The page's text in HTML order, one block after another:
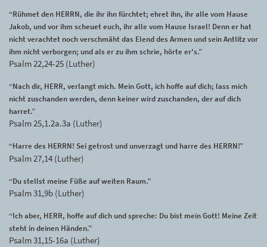
“Rühmet den HERRN, die ihr ihn fürchtet; ehret ihn, ihr alle vom Hause
Jakob, und vor ihm scheuet euch, ihr alle vom Hause Israel! Denn er hat
nicht verachtet noch verschmäht das Elend des Armen und sein Antlitz vor
ihm nicht verborgen; und als er zu ihm schrie, hörte er's.”
Psalm 22,24-25 (Luther)
“Nach dir, HERR, verlangt mich. Mein Gott, ich hoffe auf dich; lass mich
nicht zuschanden werden, denn keiner wird zuschanden, der auf dich
harret.”
Psalm 25,1.2a.3a (Luther)
“Harre des HERRN! Sei getrost und unverzagt und harre des HERRN!”
Psalm 27,14 (Luther)
“Du stellst meine Füße auf weiten Raum.”
Psalm 31,9b (Luther)
“Ich aber, HERR, hoffe auf dich und spreche: Du bist mein Gott! Meine Zeit
steht in deinen Händen.”
Psalm 31,15-16a (Luther)